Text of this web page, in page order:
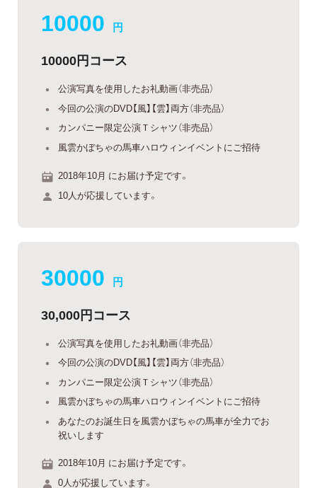
10000 円
10000円コース
公演写真を使用したお礼動画（非売品）
今回の公演のDVD【風】【雲】両方（非売品）
カンパニー限定公演Ｔシャツ（非売品）
風雲かぼちゃの馬車ハロウィンイベントにご招待
2018年10月 にお届け予定です。
10人が応援しています。
30000 円
30,000円コース
公演写真を使用したお礼動画（非売品）
今回の公演のDVD【風】【雲】両方（非売品）
カンパニー限定公演Ｔシャツ（非売品）
風雲かぼちゃの馬車ハロウィンイベントにご招待
あなたのお誕生日を風雲かぼちゃの馬車が全力でお
祝いします
2018年10月 にお届け予定です。
0人が応援しています。